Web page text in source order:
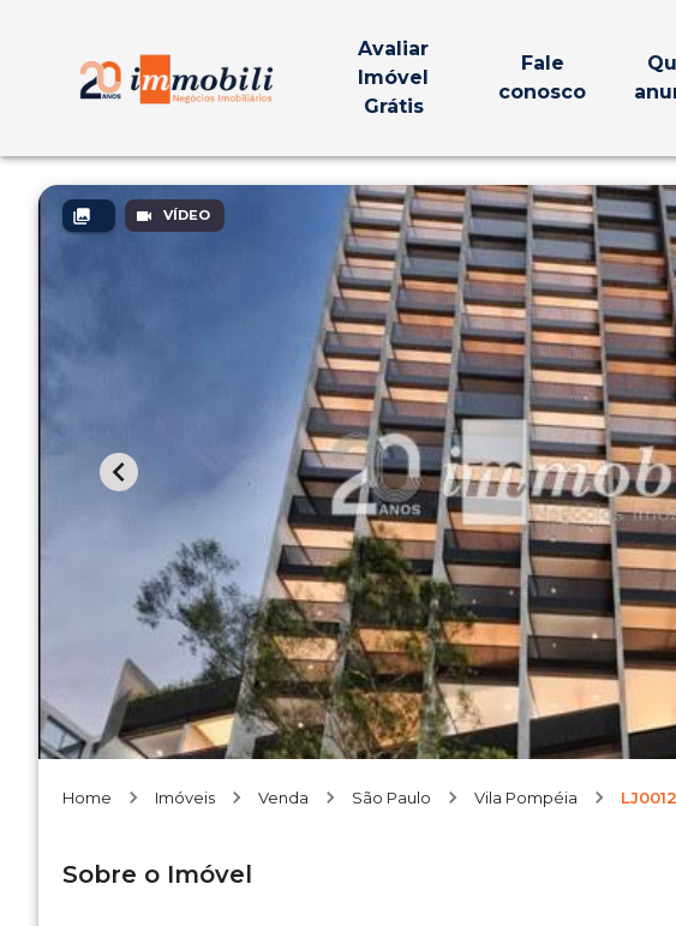
Avaliar
Imóvel
Grátis
Fale
conosco
VÍDEO
Home Imóveis Venda São Paulo Vila Pompéia LJ0012
Sobre o Imóvel